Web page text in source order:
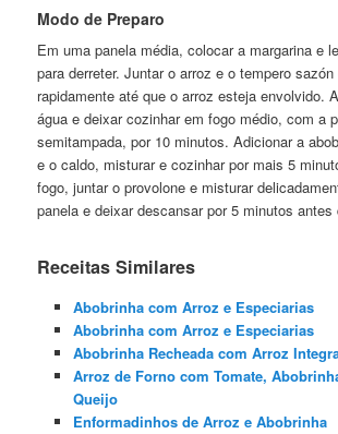
Modo de Preparo
Em uma panela média, colocar a margarina e
para derreter. Juntar o arroz e o tempero
rapidamente até que o arroz esteja envolvido.
água e deixar cozinhar em fogo médio, com a
semitampada, por 10 minutos. Adicionar a
e o caldo, misturar e cozinhar por mais 5
fogo, juntar o provolone e misturar
panela e deixar descansar por 5 minutos antes
Receitas Similares
Abobrinha com Arroz e Especiarias
Abobrinha com Arroz e Especiarias
Abobrinha Recheada com Arroz
Arroz de Forno com Tomate,
Queijo
Enformadinhos de Arroz e Abobrinha